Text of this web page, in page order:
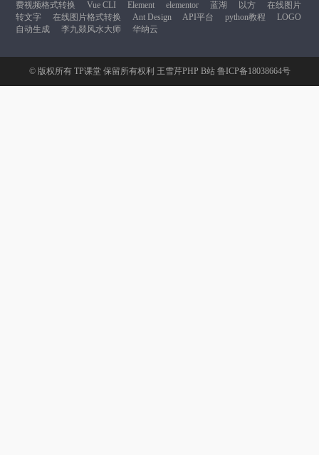
费视频格式转换
Vue CLI Element elementor 蓝湖 以方
在线图片
转文字
在线图片格式转换 Ant Design API平台 python教程
LOGO
自动生成
李九燚风水大师 华纳云
© 版权所有 TP课堂保留所有权利 王雪芹PHP B站 鲁ICP备18038664号